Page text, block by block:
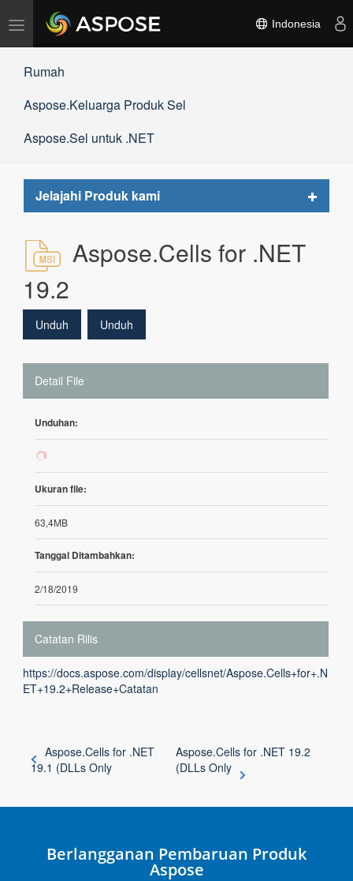
Alihkan
navigasi
Indonesia
Rumah
Aspose.Keluarga Produk Sel
Aspose.Sel untuk .NET
Jelajahi Produk kami
Toggle
Aspose.Cells for .NET
19.2
Unduh Unduh
Detail File
Unduhan:
91
Ukuran file:
63,4MB
Tanggal Ditambahkan:
2/18/2019
Catatan Rilis
https://docs.aspose.com/display/cellsnet/Aspose.Cells+for+.N
ET+19.2+Release+Catatan
Aspose.Cells for .NET
19.1 (DLLs Only
Aspose.Cells for .NET 19.2
(DLLs Only
Berlangganan Pembaruan Produk
Aspose